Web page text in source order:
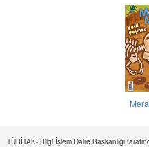
TÜBİTAK- Bilgi İşlem Daire Başkanlığı